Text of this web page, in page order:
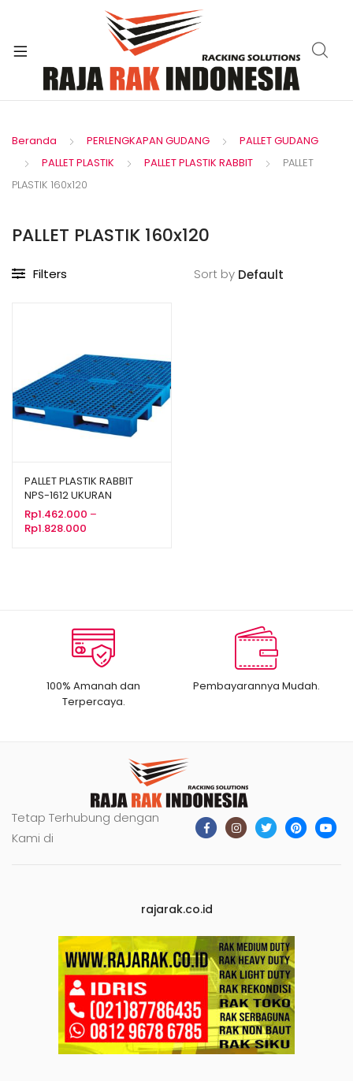
Beranda PERLENGKAPAN GUDANG
PALLET GUDANG
PALLET PLASTIK
PALLET PLASTIK RABBIT
PALLET
PLASTIK 160x120
PALLET PLASTIK 160x120
Filters Sort by
PALLET PLASTIK RABBIT
NPS-1612 UKURAN
160x120x13,2 CM
Rp1.462.000 –
Rp1.828.000
100% Amanah dan
Terpercaya.
Pembayarannya Mudah.
Tetap Terhubung dengan
Kami di
rajarak.co.id